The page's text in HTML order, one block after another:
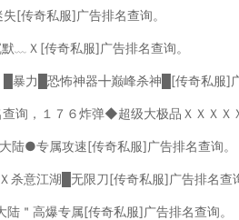
[传奇私服]广告排名查询。
﹏Ｘ[传奇私服]广告排名查询。
力█恐怖神器╋巅峰杀神█[传奇私服]广
询，１７６炸弹◆超级大极品ＸＸＸＸ
●专属攻速[传奇私服]广告排名查询。
意江湖█无限刀[传奇私服]广告排名查
＂高爆专属[传奇私服]广告排名查询。